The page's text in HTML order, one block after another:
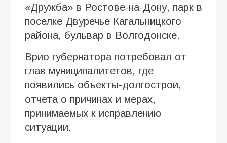
«Дружба» в Ростове-на-Дону, парк в
поселке Двуречье Кагальницкого
района, бульвар в Волгодонске.
Врио губернатора потребовал от
глав муниципалитетов, где
появились объекты-долгострои,
отчета о причинах и мерах,
принимаемых к исправлению
ситуации.